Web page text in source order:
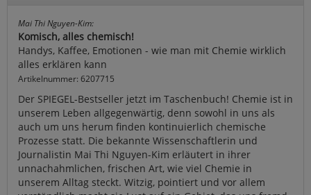
Mai Thi Nguyen-Kim:
Komisch, alles chemisch!
Handys, Kaffee, Emotionen - wie man mit Chemie wirklich
alles erklären kann
Artikelnummer: 6207715
Der SPIEGEL-Bestseller jetzt im Taschenbuch! Chemie ist in
unserem Leben allgegenwärtig, denn sowohl in uns als
auch um uns herum finden kontinuierlich chemische
Prozesse statt. Die bekannte Wissenschaftlerin und
Journalistin Mai Thi Nguyen-Kim erläutert in ihrer
unnachahmlichen, frischen Art, wie viel Chemie in
unserem Alltag steckt. Witzig, pointiert und vor allem